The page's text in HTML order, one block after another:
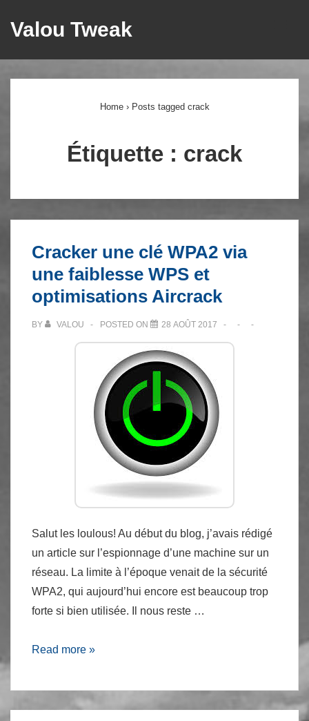
passer
Valou Tweak
Home › Posts tagged crack
Étiquette : crack
Cracker une clé WPA2 via
une faiblesse WPS et
optimisations Aircrack
BY VALOU POSTED ON 28 AOÛT 2017
Salut les loulous! Au début du blog, j’avais rédigé
un article sur l’espionnage d’une machine sur un
réseau. La limite à l’époque venait de la sécurité
WPA2, qui aujourd’hui encore est beaucoup trop
forte si bien utilisée. Il nous reste …
Cracker
clé
Read more »